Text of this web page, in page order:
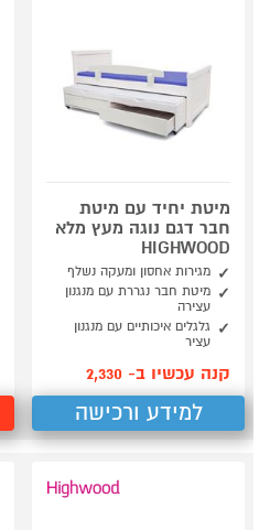
מיטת יחיד עם מיטת
חבר דגם נוגה מעץ מלא
HIGHWOOD
מגירות אחסון ומעקה נשלף
מיטת חבר נגררת עם מנגנון
עצירה
גלגלים איכותיים עם מנגנון
עציר
קנה עכשיו ב- 2,330
למידע ורכישה